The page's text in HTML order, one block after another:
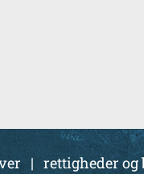
| rettigheder og